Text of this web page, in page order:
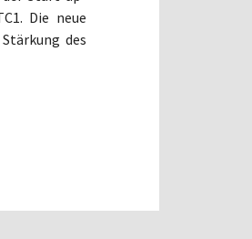
Die neue
des